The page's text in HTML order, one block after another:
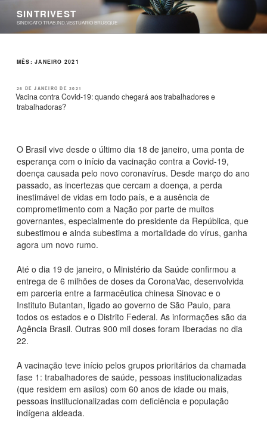
Pular
SINTRIVEST
SINDICATO TRAB.IND.VESTUARIO BRUSQUE
MÊS:JANEIRO 2021
PUBLICADO
EM
26 DE JANEIRO DE 2021
Vacina contra Covid-19: quando chegará aos trabalhadores e
trabalhadoras?
O Brasil vive desde o último dia 18 de janeiro, uma ponta de
esperança com o início da vacinação contra a Covid-19,
doença causada pelo novo coronavírus. Desde março do ano
passado, as incertezas que cercam a doença, a perda
inestimável de vidas em todo país, e a ausência de
comprometimento com a Nação por parte de muitos
governantes, especialmente do presidente da República, que
subestimou e ainda subestima a mortalidade do vírus, ganha
agora um novo rumo.
Até o dia 19 de janeiro, o Ministério da Saúde confirmou a
entrega de 6 milhões de doses da CoronaVac, desenvolvida
em parceria entre a farmacêutica chinesa Sinovac e o
Instituto Butantan, ligado ao governo de São Paulo, para
todos os estados e o Distrito Federal. As informações são da
Agência Brasil. Outras 900 mil doses foram liberadas no dia
22.
A vacinação teve início pelos grupos prioritários da chamada
fase 1: trabalhadores de saúde, pessoas institucionalizadas
(que residem em asilos) com 60 anos de idade ou mais,
pessoas institucionalizadas com deficiência e população
indígena aldeada.